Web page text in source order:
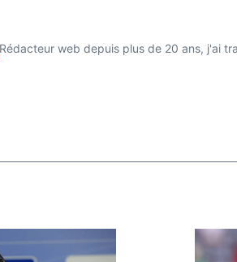
Rédacteur web depuis plus de 20 ans, j'ai